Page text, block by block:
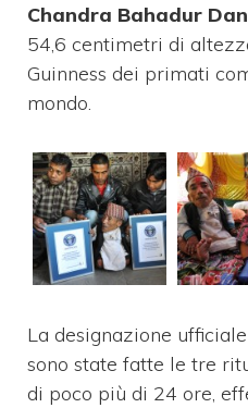
Chandra Bahadur
54,6 centimetri di
Guinness dei primati
mondo.
La designazione
sono state fatte le tre
di poco più di 24 ore,